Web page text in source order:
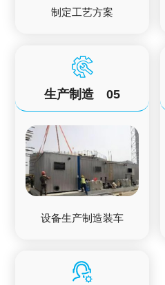
制定工艺方案
生产制造 05
设备生产制造装车